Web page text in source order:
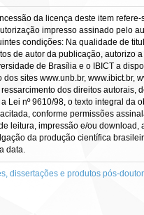
da licença deste item refere-
impresso assinado pelo
condições: Na qualidade de
de autor da publicação, autorizo a
de Brasília e o IBICT a
dos sites www.unb.br, www.ibict.br,
ressarcimento dos direitos autorais,
Lei nº 9610/98, o texto integral da
conforme permissões
leitura, impressão e/ou download,
da produção científica
data.
dissertações e produtos pós-